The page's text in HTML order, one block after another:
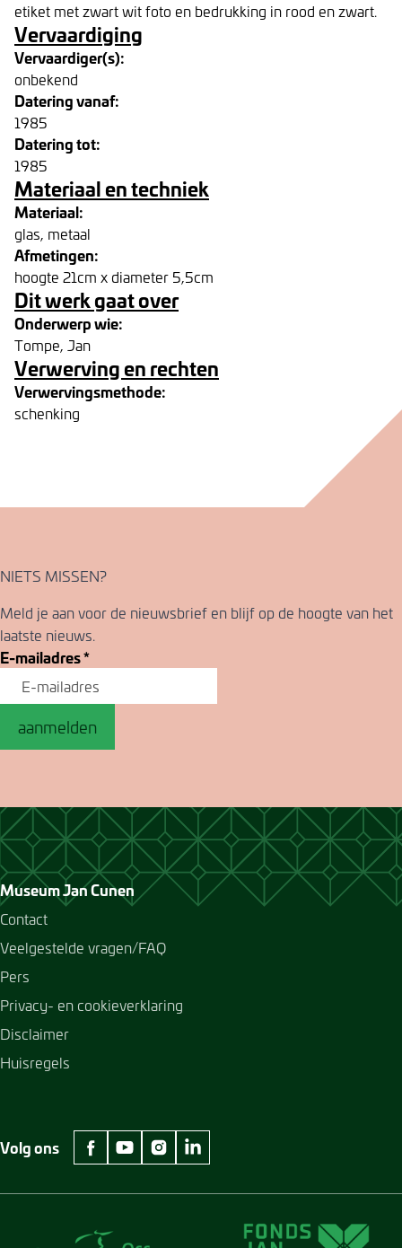
etiket met zwart wit foto en bedrukking in rood en zwart.
Vervaardiging
Vervaardiger(s):
onbekend
Datering vanaf:
1985
Datering tot:
1985
Materiaal en techniek
Materiaal:
glas, metaal
Afmetingen:
hoogte 21cm x diameter 5,5cm
Dit werk gaat over
Onderwerp wie:
Tompe, Jan
Verwerving en rechten
Verwervingsmethode:
schenking
NIETS MISSEN?
Meld je aan voor de nieuwsbrief en blijf op de hoogte van het
laatste nieuws.
E-mailadres*
aanmelden
Museum Jan Cunen
Contact
Veelgestelde vragen/FAQ
Pers
Privacy- en cookieverklaring
Disclaimer
Huisregels
Volg ons
facebook Museum Jan Cunen
youtube Museum Jan Cunen
instagram Museum Jan Cunen
linkedin Museum Jan Cunen